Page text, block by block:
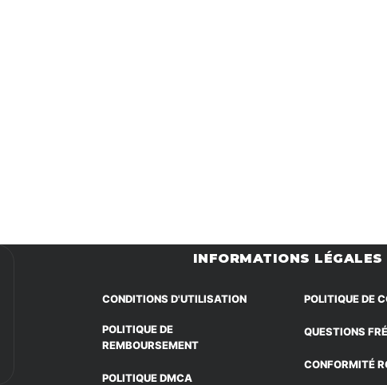
au
INFORMATIONS LÉGALES
CONDITIONS D'UTILISATION
POLITIQUE DE
REMBOURSEMENT
POLITIQUE DMCA
POLITIQUE DE
QUESTIONS
CONFORMITÉ